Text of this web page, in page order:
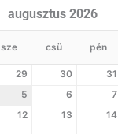
augusztus 2026
sze csü pén
29 30 31
5 6 7
12 13 14